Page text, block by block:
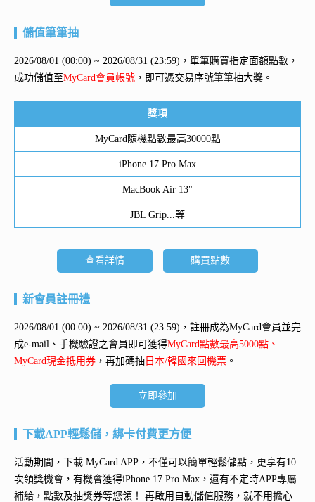
儲值筆筆抽
2026/08/01 (00:00) ~ 2026/08/31 (23:59)，單筆購買指定面額點數，
成功儲值至MyCard會員帳號 ，即可憑交易序號筆筆抽大獎。
獎項
MyCard隨機點數最高30000點
iPhone 17 Pro Max
MacBook Air 13"
JBL Grip...等
查看詳情 購買點數
新會員註冊禮
2026/08/01 (00:00) ~ 2026/08/31 (23:59)，註冊成為MyCard會員並完
成e-mail、手機驗證之會員即可獲得MyCard點數最高5000點、
MyCard現金抵用券 ，再加碼抽 日本/韓國來回機票 。
立即參加
下載APP輕鬆儲，綁卡付費更方便
活動期間，下載 MyCard APP，不僅可以簡單輕鬆儲點，更享有10
次領獎機會，有機會獲得iPhone 17 Pro Max ，還有不定時APP專屬
補給，點數及抽獎券等您領！ 再啟用自動儲值服務 ，就不用擔心